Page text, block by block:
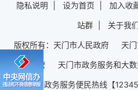
隐私说明 设为首页 加入收
站群
关于我们
版权所有：天门市人民政府 天门
管 天门市政务服务和大数
12345政务服务便民热线【